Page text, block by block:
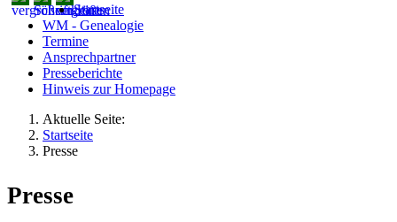
Startseite
WM - Genealogie
Termine
Ansprechpartner
Presseberichte
Hinweis zur Homepage
Aktuelle Seite:
Startseite
Presse
Presse